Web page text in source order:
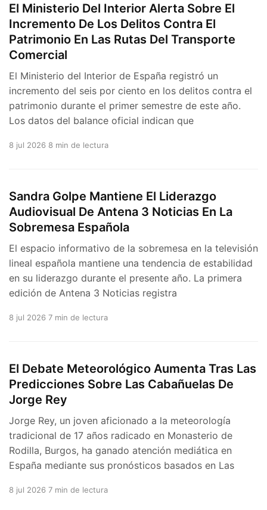
El Ministerio Del Interior Alerta Sobre El
Incremento De Los Delitos Contra El
Patrimonio En Las Rutas Del Transporte
Comercial
El Ministerio del Interior de España registró un
incremento del seis por ciento en los delitos contra el
patrimonio durante el primer semestre de este año.
Los datos del balance oficial indican que
8 jul 2026 8 min de lectura
Sandra Golpe Mantiene El Liderazgo
Audiovisual De Antena 3 Noticias En La
Sobremesa Española
El espacio informativo de la sobremesa en la televisión
lineal española mantiene una tendencia de estabilidad
en su liderazgo durante el presente año. La primera
edición de Antena 3 Noticias registra
8 jul 2026 7 min de lectura
El Debate Meteorológico Aumenta Tras Las
Predicciones Sobre Las Cabañuelas De
Jorge Rey
Jorge Rey, un joven aficionado a la meteorología
tradicional de 17 años radicado en Monasterio de
Rodilla, Burgos, ha ganado atención mediática en
España mediante sus pronósticos basados en Las
8 jul 2026 7 min de lectura